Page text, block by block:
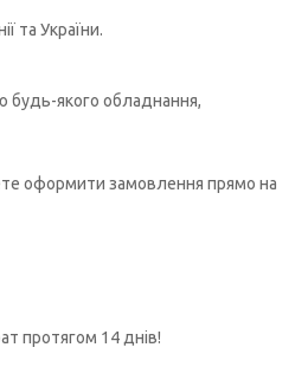
та України.
будь-якого обладнання,
оформити замовлення прямо на
протягом 14 днів!